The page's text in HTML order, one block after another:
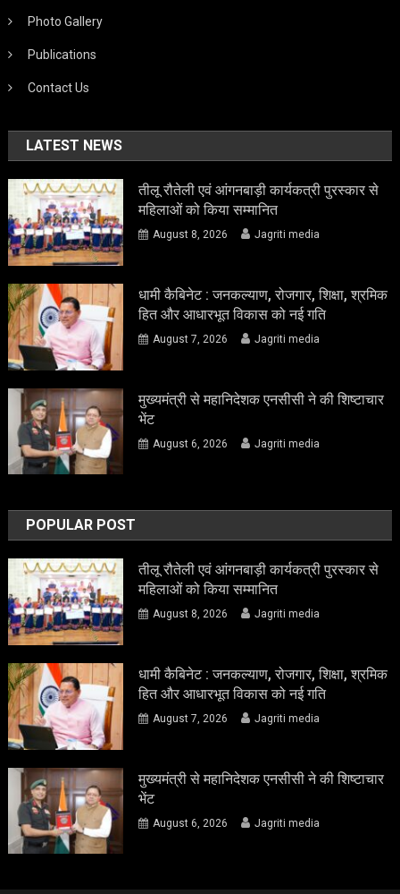
Photo Gallery
Publications
Contact Us
LATEST NEWS
तीलू रौतेली एवं आंगनबाड़ी कार्यकत्री पुरस्कार से
महिलाओं को किया सम्मानित
August 8, 2026 Jagriti media
धामी कैबिनेट : जनकल्याण, रोजगार, शिक्षा, श्रमिक
हित और आधारभूत विकास को नई गति
August 7, 2026 Jagriti media
मुख्यमंत्री से महानिदेशक एनसीसी ने की शिष्टाचार
भेंट
August 6, 2026 Jagriti media
POPULAR POST
तीलू रौतेली एवं आंगनबाड़ी कार्यकत्री पुरस्कार से
महिलाओं को किया सम्मानित
August 8, 2026 Jagriti media
धामी कैबिनेट : जनकल्याण, रोजगार, शिक्षा, श्रमिक
हित और आधारभूत विकास को नई गति
August 7, 2026 Jagriti media
मुख्यमंत्री से महानिदेशक एनसीसी ने की शिष्टाचार
भेंट
August 6, 2026 Jagriti media